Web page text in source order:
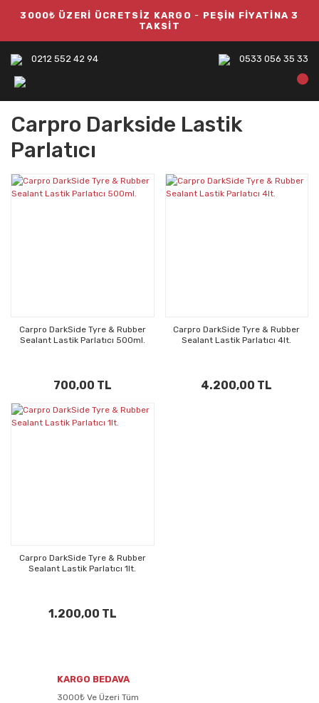
3000₺ ÜZERİ ÜCRETSİZ KARGO - PEŞİN FİYATİNA 3
TAKSİT
0212 552 42 94 0533 056 35 33
Carpro Darkside Lastik
Parlatıcı
Carpro DarkSide Tyre & Rubber
Sealant Lastik Parlatıcı 500ml.
700,00 TL
Carpro DarkSide Tyre & Rubber
Sealant Lastik Parlatıcı 4lt.
4.200,00 TL
Carpro DarkSide Tyre & Rubber
Sealant Lastik Parlatıcı 1lt.
1.200,00 TL
KARGO BEDAVA
3000₺ Ve Üzeri Tüm